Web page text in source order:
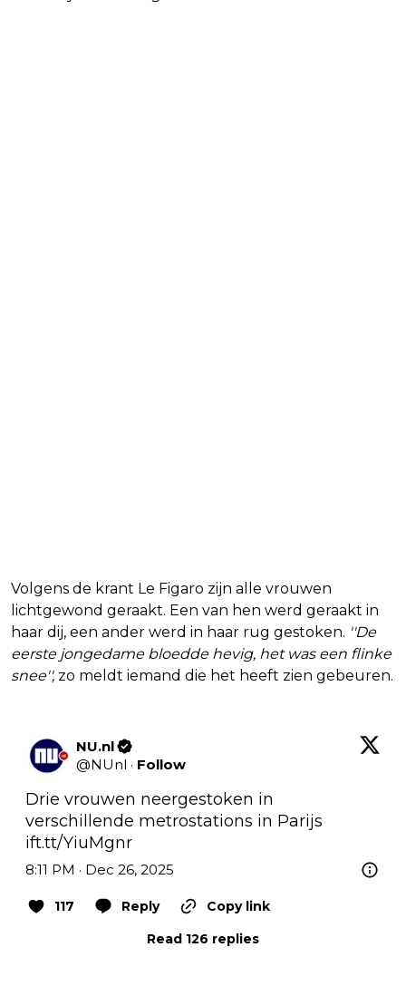
Volgens de krant Le Figaro zijn alle vrouwen
lichtgewond geraakt. Een van hen werd geraakt in
haar dij, een ander werd in haar rug gestoken. ''De
eerste jongedame bloedde hevig, het was een flinke
snee'', zo meldt iemand die het heeft zien gebeuren.
NU.nl
@NUnl · Follow
Drie vrouwen neergestoken in
ift.tt/YiuMgnr
8:11 PM · Dec 26, 2025
117 Reply
Copy link
Read 126 replies